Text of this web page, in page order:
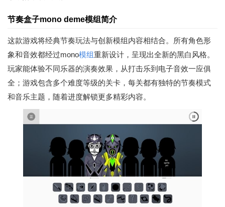
节奏盒子mono deme模组简介
这款游戏将经典节奏玩法与创新模组内容相结合。所有角色形
象和音效都经过mono模组重新设计，呈现出全新的黑白风格。
玩家能体验不同乐器的演奏效果，从打击乐到电子音效一应俱
全；游戏包含多个难度等级的关卡，每关都有独特的节奏模式
和音乐主题，随着进度解锁更多精彩内容。